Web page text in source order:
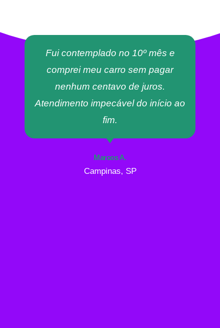
Fui contemplado no 10º mês e
comprei meu carro sem pagar
nenhum centavo de juros.
Atendimento impecável do início ao
fim.
Marcos A.
Campinas, SP